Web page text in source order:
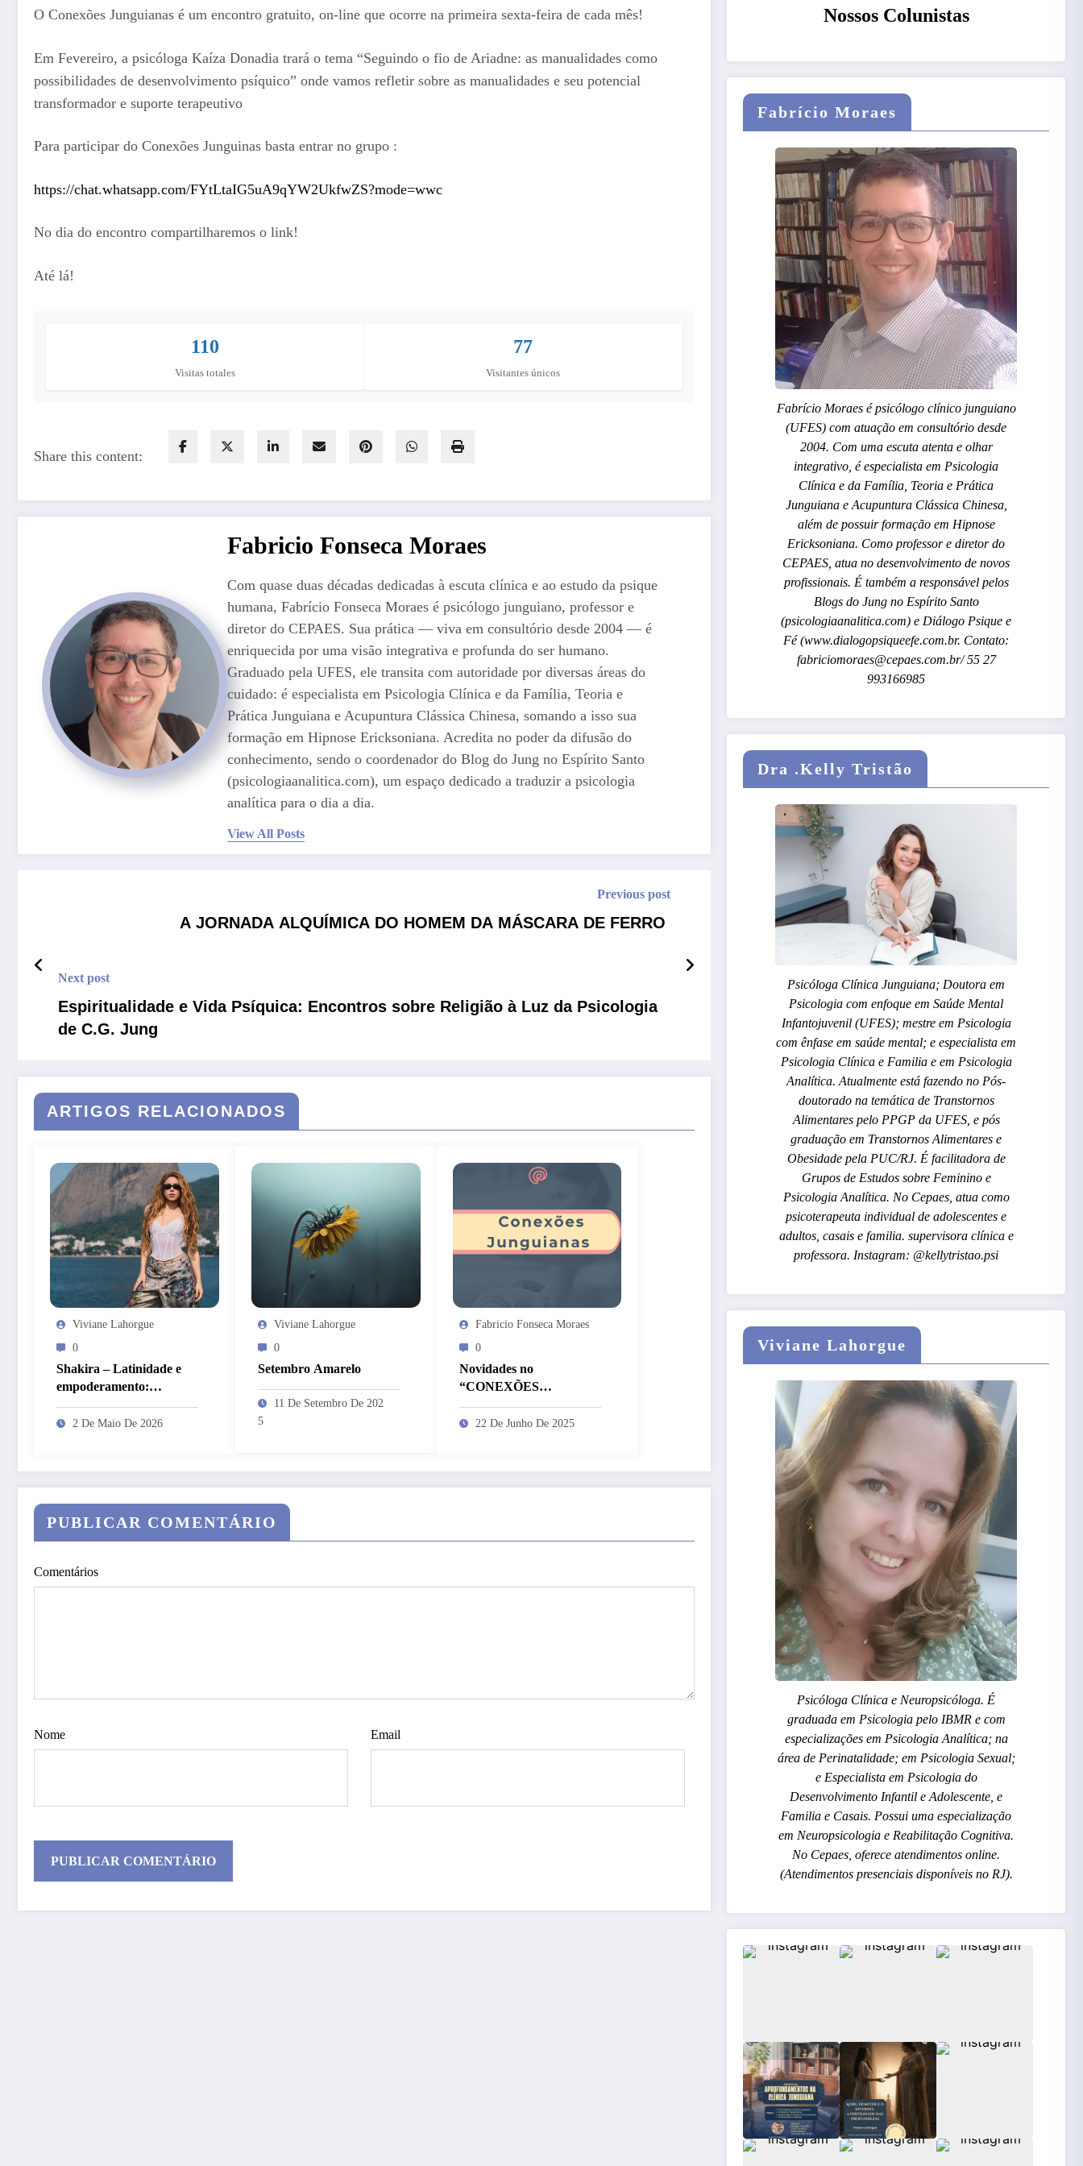
O Conexões Junguianas é um encontro gratuito, on-line que ocorre na primeira sexta-feira de cada mês!
Em Fevereiro, a psicóloga Kaíza Donadia trará o tema “Seguindo o fio de Ariadne: as manualidades como
possibilidades de desenvolvimento psíquico” onde vamos refletir sobre as manualidades e seu potencial
transformador e suporte terapeutivo
Para participar do Conexões Junguinas basta entrar no grupo :
https://chat.whatsapp.com/FYtLtaIG5uA9qYW2UkfwZS?mode=wwc
No dia do encontro compartilharemos o link!
Até lá!
110
Visitas totales
77
Visitantes únicos
Share this content:
Fabricio Fonseca Moraes
Com quase duas décadas dedicadas à escuta clínica e ao estudo da psique
humana, Fabrício Fonseca Moraes é psicólogo junguiano, professor e
diretor do CEPAES. Sua prática — viva em consultório desde 2004 — é
enriquecida por uma visão integrativa e profunda do ser humano.
Graduado pela UFES, ele transita com autoridade por diversas áreas do
cuidado: é especialista em Psicologia Clínica e da Família, Teoria e
Prática Junguiana e Acupuntura Clássica Chinesa, somando a isso sua
formação em Hipnose Ericksoniana. Acredita no poder da difusão do
conhecimento, sendo o coordenador do Blog do Jung no Espírito Santo
(psicologiaanalitica.com), um espaço dedicado a traduzir a psicologia
analítica para o dia a dia.
View All Posts
Previous post
A JORNADA ALQUÍMICA DO HOMEM DA MÁSCARA DE FERRO
Next post
Espiritualidade e Vida Psíquica: Encontros sobre Religião à Luz da Psicologia
de C.G. Jung
ARTIGOS RELACIONADOS
Viviane Lahorgue
0
Shakira – Latinidade e
empoderamento:
complexos culturais em
um fenômeno pop
2 De Maio De 2026
Viviane Lahorgue
0
Setembro Amarelo
11 De Setembro De 202
5
Fabricio Fonseca Moraes
0
Novidades no
“CONEXÕES
JUNGUIANAS”
22 De Junho De 2025
PUBLICAR COMENTÁRIO
Comentários
Nome Email
Nossos Colunistas
Fabrício Moraes
Fabrício Moraes é psicólogo clínico junguiano
(UFES) com atuação em consultório desde
2004. Com uma escuta atenta e olhar
integrativo, é especialista em Psicologia
Clínica e da Família, Teoria e Prática
Junguiana e Acupuntura Clássica Chinesa,
além de possuir formação em Hipnose
Ericksoniana. Como professor e diretor do
CEPAES, atua no desenvolvimento de novos
profissionais. É também a responsável pelos
Blogs do Jung no Espírito Santo
(psicologiaanalitica.com) e Diálogo Psique e
Fé (www.dialogopsiqueefe.com.br. Contato:
fabriciomoraes@cepaes.com.br/ 55 27
993166985
Dra .Kelly Tristão
Psicóloga Clínica Junguiana; Doutora em
Psicologia com enfoque em Saúde Mental
Infantojuvenil (UFES); mestre em Psicologia
com ênfase em saúde mental; e especialista em
Psicologia Clínica e Familia e em Psicologia
Analítica. Atualmente está fazendo no Pós-
doutorado na temática de Transtornos
Alimentares pelo PPGP da UFES, e pós
graduação em Transtornos Alimentares e
Obesidade pela PUC/RJ. É facilitadora de
Grupos de Estudos sobre Feminino e
Psicologia Analítica. No Cepaes, atua como
psicoterapeuta individual de adolescentes e
adultos, casais e familia. supervisora clínica e
professora. Instagram: @kellytristao.psi
Viviane Lahorgue
Psicóloga Clínica e Neuropsicóloga. É
graduada em Psicologia pelo IBMR e com
especializações em Psicologia Analítica; na
área de Perinatalidade; em Psicologia Sexual;
e Especialista em Psicologia do
Desenvolvimento Infantil e Adolescente, e
Familia e Casais. Possui uma especialização
em Neuropsicologia e Reabilitação Cognitiva.
No Cepaes, oferece atendimentos online.
(Atendimentos presenciais disponíveis no RJ).